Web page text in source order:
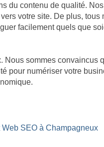
du contenu de qualité.
votre site. De plus, tous
facilement quels que
Nous sommes convaincus
pour numériser votre
SEO à Champagneux